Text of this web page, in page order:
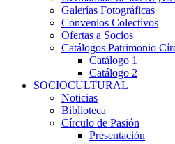
Galerías Fotográficas
Convenios Colectivos
Ofertas a Socios
Catálogos Patrimonio
Catálogo 1
Catálogo 2
SOCIOCULTURAL
Noticias
Biblioteca
Círculo de Pasión
Presentación